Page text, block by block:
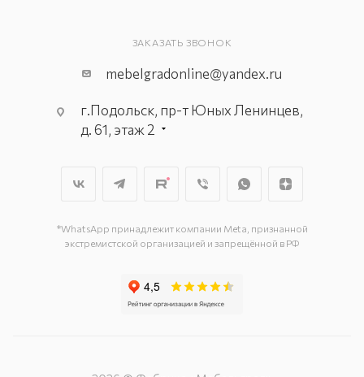
ЗАКАЗАТЬ ЗВОНОК
mebelgradonline@yandex.ru
г.Подольск, пр-т Юных Ленинцев,
д. 61, этаж 2
г. Подольск, ул. Станционная, д. 11
*WhatsApp принадлежит компании Meta, признанной
экстремистской организацией и запрещённой в РФ